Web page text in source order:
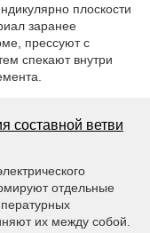
плоскости
заранее
прессуют с
спекают внутри
составной ветви
отдельные
их между собой.